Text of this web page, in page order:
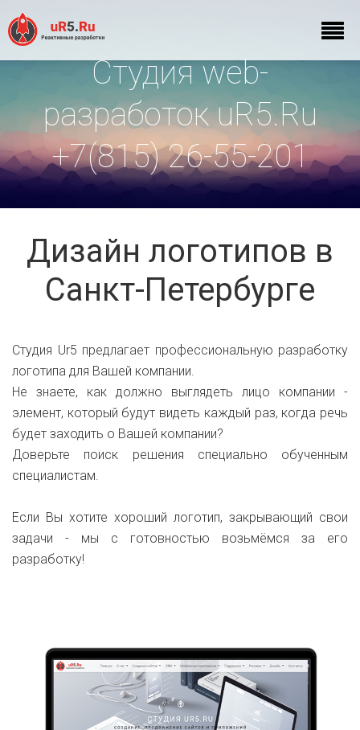
Студия web-
разработок uR5.Ru
+7(815) 26-55-201
Дизайн логотипов в
Санкт-Петербурге
Студия Ur5 предлагает профессиональную разработку
логотипа для Вашей компании.
Не знаете, как должно выглядеть лицо компании -
элемент, который будут видеть каждый раз, когда речь
будет заходить о Вашей компании?
Доверьте поиск решения специально обученным
специалистам.
Если Вы хотите хороший логотип, закрывающий свои
задачи - мы с готовностью возьмёмся за его
разработку!